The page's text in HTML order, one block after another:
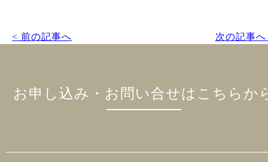
< 前の記事へ 次の記事
お申し込み・お問い合せはこちらか